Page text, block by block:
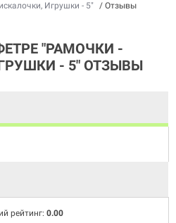
Игрушки - 5" / Отзывы
"РАМОЧКИ -
- 5" ОТЗЫВЫ
рейтинг: 0.00